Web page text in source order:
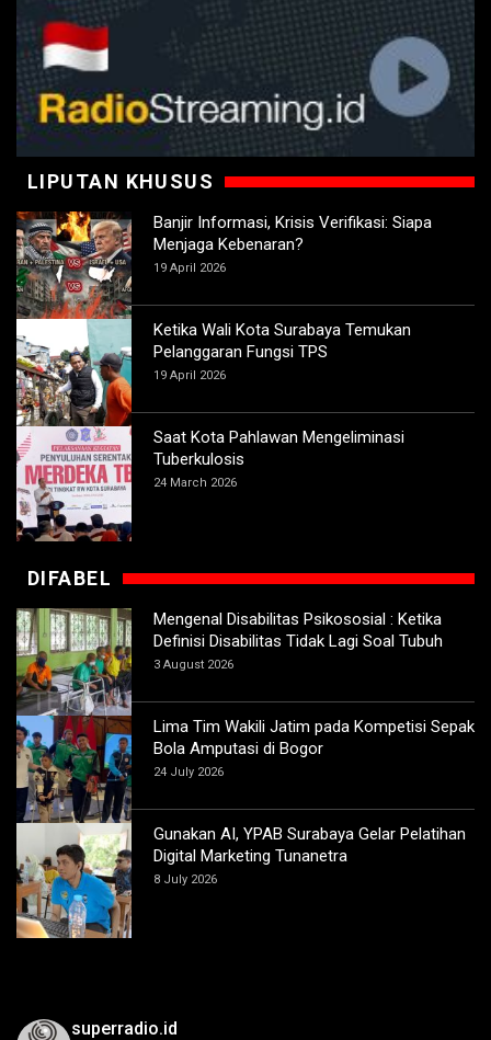
LIPUTAN KHUSUS
Banjir Informasi, Krisis Verifikasi: Siapa
Menjaga Kebenaran?
19 April 2026
Ketika Wali Kota Surabaya Temukan
Pelanggaran Fungsi TPS
19 April 2026
Saat Kota Pahlawan Mengeliminasi
Tuberkulosis
24 March 2026
DIFABEL
Mengenal Disabilitas Psikososial : Ketika
Definisi Disabilitas Tidak Lagi Soal Tubuh
3 August 2026
Lima Tim Wakili Jatim pada Kompetisi Sepak
Bola Amputasi di Bogor
24 July 2026
Gunakan AI, YPAB Surabaya Gelar Pelatihan
Digital Marketing Tunanetra
8 July 2026
superradio.id